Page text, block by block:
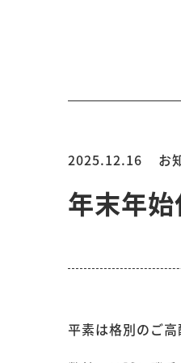
2025.12.16 お
年末年
平素は格別のご高